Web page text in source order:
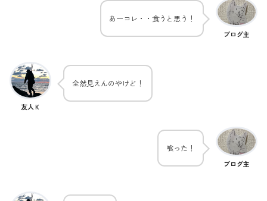
ブログ主
あーコレ・・食うと思う！
友人Ｋ
全然見えんのやけど！
ブログ主
喰った！